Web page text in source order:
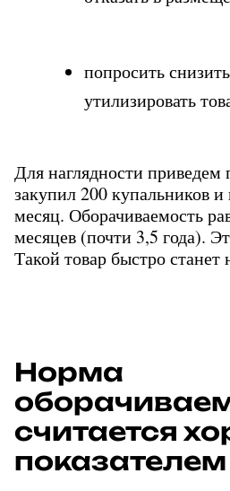
попросить
утилизировать
Для наглядности приведем
закупил 200 купальников
месяц. Оборачиваемость
месяцев (почти 3,5 года).
Такой товар быстро станет
Норма
считается
показателем